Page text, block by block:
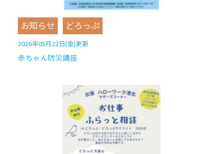
お知らせ どろっぷ
2026年05月22日(金)更新
赤ちゃん防災講座